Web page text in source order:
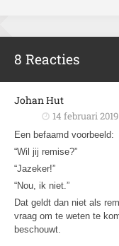
8 Reacties
Johan Hut
14 februari 2019
Een befaamd voorbeeld:
“Wil jij remise?”
“Jazeker!”
“Nou, ik niet.”
Dat geldt dan niet als
vraag om te weten te
beschouwt.